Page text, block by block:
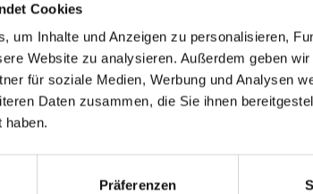
Cookies
um Inhalte und Anzeigen zu personalisieren,
Website zu analysieren. Außerdem geben
für soziale Medien, Werbung und Analysen
Daten zusammen, die Sie ihnen
haben.
Präferenzen
Kurvenlicht
Fernlichtassistent